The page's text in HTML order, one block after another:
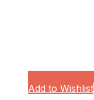
Add to Wishlist